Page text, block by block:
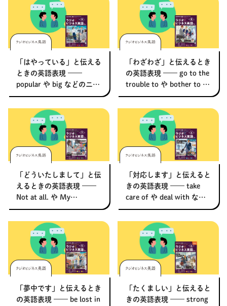
【ラジオビジネス英語】
ネス英語】
「はやっている」と伝える
ときの英語表現 ––––
popular や big などのニュ
アンスをネイティブが解
「わざわざ」と伝えるとき
の英語表現 –––– go to the
trouble to や bother to な
どのニュアンスをネイティ
ス英語】
「どういたしまして」と伝
えるときの英語表現 ––––
Not at all. や My
pleasure. などのニュアン
スをネイティブが解説
【ラジオビジネス英語】
「対応します」と伝えると
きの英語表現 –––– take
care of や deal with など
のニュアンスをネイティブ
が解説 【ラジオビジネス
英語】
「夢中です」と伝えるとき
の英語表現 –––– be lost in
「たくましい」と伝えると
きの英語表現 –––– strong